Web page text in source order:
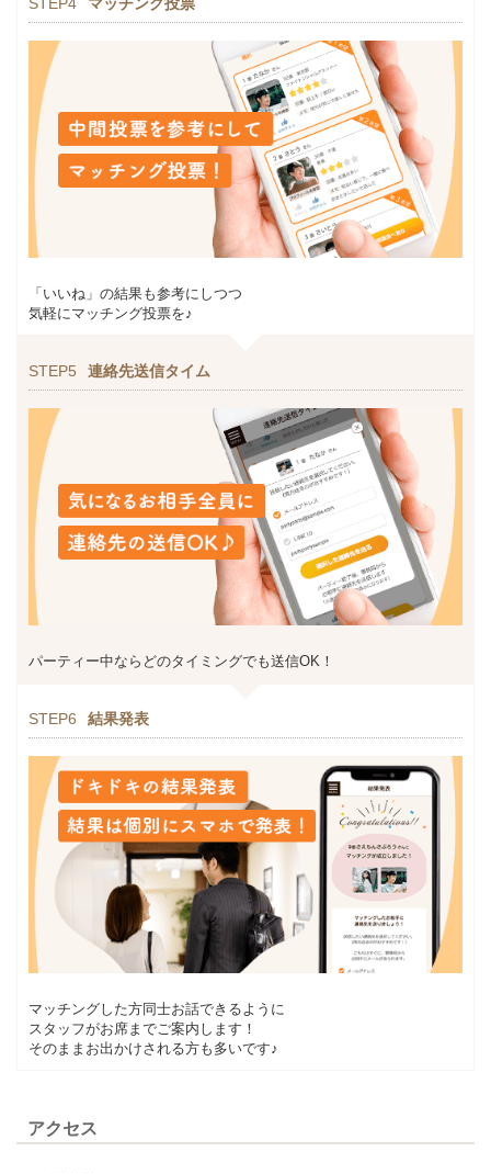
STEP4 マッチング投票
「いいね」の結果も参考にしつつ
気軽にマッチング投票を♪
STEP5 連絡先送信タイム
パーティー中ならどのタイミングでも送信OK！
STEP6 結果発表
マッチングした方同士お話できるように
スタッフがお席までご案内します！
そのままお出かけされる方も多いです♪
アクセス